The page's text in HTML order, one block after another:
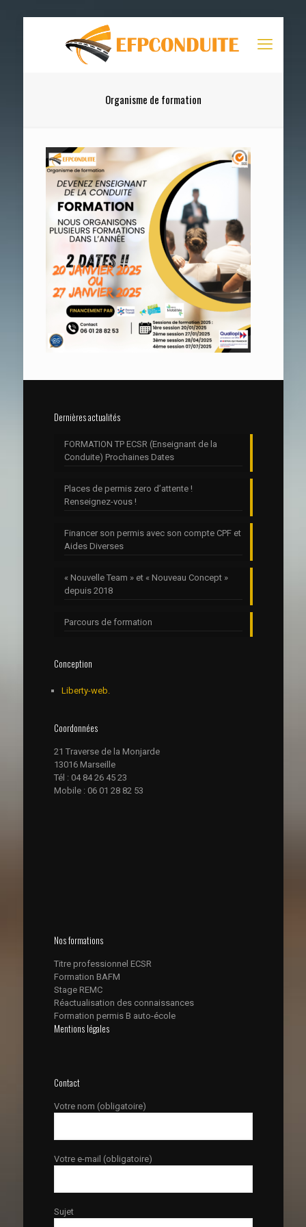
Organisme de formation
Dernières actualités
FORMATION TP ECSR (Enseignant de la
Conduite) Prochaines Dates
Places de permis zero d’attente !
Renseignez-vous !
Financer son permis avec son compte CPF et
Aides Diverses
« Nouvelle Team » et « Nouveau Concept »
depuis 2018
Parcours de formation
Conception
Liberty-web.
Coordonnées
21 Traverse de la Monjarde
13016 Marseille
Tél : 04 84 26 45 23
Mobile : 06 01 28 82 53
Nos formations
Titre professionnel ECSR
Formation BAFM
Stage REMC
Réactualisation des connaissances
Formation permis B auto-école
Mentions légales
Contact
Votre nom (obligatoire)
Votre e-mail (obligatoire)
Sujet